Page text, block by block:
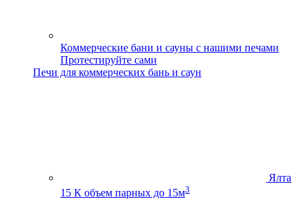
Коммерческие бани и сауны с нашими печами
Протестируйте сами
Печи для коммерческих бань и саун
Ялта
15 К объем парных до 15м3